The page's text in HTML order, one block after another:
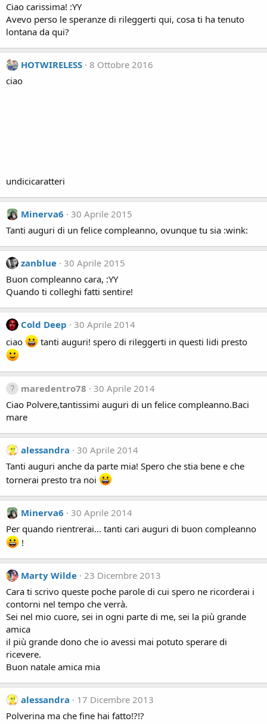
Ciao carissima! :YY
Avevo perso le speranze di rileggerti qui, cosa ti ha tenuto
lontana da qui?
HOTWIRELESS 8 Ottobre 2016
ciao
undicicaratteri
Minerva6
30 Aprile 2015
Tanti auguri di un felice compleanno, ovunque tu sia :wink:
zanblue 30 Aprile 2015
Buon compleanno cara, :YY
Quando ti colleghi fatti sentire!
Cold Deep
30 Aprile 2014
ciao
tanti auguri! spero di rileggerti in questi lidi presto
maredentro78
30 Aprile 2014
Ciao Polvere,tantissimi auguri di un felice compleanno.Baci
mare
alessandra
30 Aprile 2014
Tanti auguri anche da parte mia! Spero che stia bene e che
tornerai presto tra noi
Minerva6
30 Aprile 2014
Per quando rientrerai... tanti cari auguri di buon compleanno
!
Marty Wilde 23 Dicembre 2013
Cara ti scrivo queste poche parole di cui spero ne ricorderai i
contorni nel tempo che verrà.
Sei nel mio cuore, sei in ogni parte di me, sei la più grande
amica
il più grande dono che io avessi mai potuto sperare di
ricevere.
Buon natale amica mia
alessandra
17 Dicembre 2013
Polverina ma che fine hai fatto!?!?